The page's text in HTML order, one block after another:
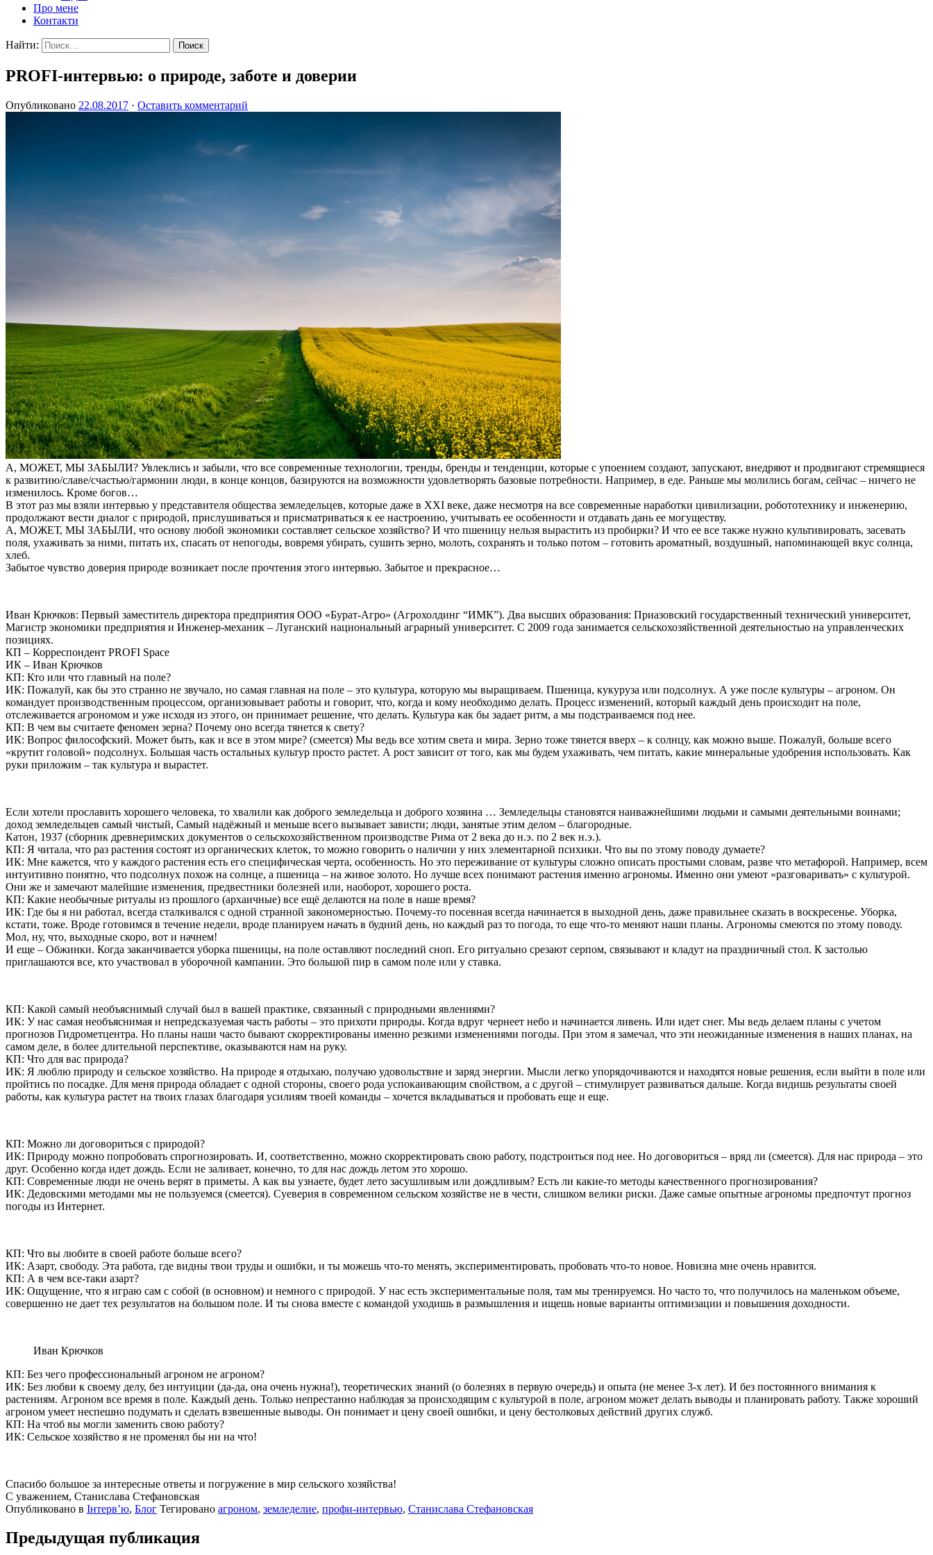
Про мене
Контакти
Найти:
PROFI-интервью: о природе, заботе и доверии
Опубликовано 22.08.2017 · Оставить комментарий
А, МОЖЕТ, МЫ ЗАБЫЛИ? Увлеклись и забыли, что все современные технологии, тренды, бренды и тенденции, которые с упоением создают, запускают, внедряют и продвигают стремящиеся
к развитию/славе/счастью/гармонии люди, в конце концов, базируются на возможности удовлетворять базовые потребности. Например, в еде. Раньше мы молились богам, сейчас – ничего не
изменилось. Кроме богов…
В этот раз мы взяли интервью у представителя общества земледельцев, которые даже в XXI веке, даже несмотря на все современные наработки цивилизации, робототехнику и инженерию,
продолжают вести диалог с природой, прислушиваться и присматриваться к ее настроению, учитывать ее особенности и отдавать дань ее могуществу.
А, МОЖЕТ, МЫ ЗАБЫЛИ, что основу любой экономики составляет сельское хозяйство? И что пшеницу нельзя вырастить из пробирки? И что ее все также нужно культивировать, засевать
поля, ухаживать за ними, питать их, спасать от непогоды, вовремя убирать, сушить зерно, молоть, сохранять и только потом – готовить ароматный, воздушный, напоминающей вкус солнца,
хлеб.
Забытое чувство доверия природе возникает после прочтения этого интервью. Забытое и прекрасное…
Иван Крючков: Первый заместитель директора предприятия ООО «Бурат-Агро» (Агрохолдинг “ИМК”). Два высших образования: Приазовский государственный технический университет,
Магистр экономики предприятия и Инженер-механик – Луганский национальный аграрный университет. С 2009 года занимается сельскохозяйственной деятельностью на управленческих
позициях.
КП – Корреспондент PROFI Space
ИК – Иван Крючков
КП: Кто или что главный на поле?
ИК: Пожалуй, как бы это странно не звучало, но самая главная на поле – это культура, которую мы выращиваем. Пшеница, кукуруза или подсолнух. А уже после культуры – агроном. Он
командует производственным процессом, организовывает работы и говорит, что, когда и кому необходимо делать. Процесс изменений, который каждый день происходит на поле,
отслеживается агрономом и уже исходя из этого, он принимает решение, что делать. Культура как бы задает ритм, а мы подстраиваемся под нее.
КП: В чем вы считаете феномен зерна? Почему оно всегда тянется к свету?
ИК: Вопрос философский. Может быть, как и все в этом мире? (смеется) Мы ведь все хотим света и мира. Зерно тоже тянется вверх – к солнцу, как можно выше. Пожалуй, больше всего
«крутит головой» подсолнух. Большая часть остальных культур просто растет. А рост зависит от того, как мы будем ухаживать, чем питать, какие минеральные удобрения использовать. Как
руки приложим – так культура и вырастет.
Если хотели прославить хорошего человека, то хвалили как доброго земледельца и доброго хозяина … Земледельцы становятся наиважнейшими людьми и самыми деятельными воинами;
доход земледельцев самый чистый, Самый надёжный и меньше всего вызывает зависти; люди, занятые этим делом – благородные.
Катон, 1937 (сборник древнеримских документов о сельскохозяйственном производстве Рима от 2 века до н.э. по 2 век н.э.).
КП: Я читала, что раз растения состоят из органических клеток, то можно говорить о наличии у них элементарной психики. Что вы по этому поводу думаете?
ИК: Мне кажется, что у каждого растения есть его специфическая черта, особенность. Но это переживание от культуры сложно описать простыми словам, разве что метафорой. Например, всем
интуитивно понятно, что подсолнух похож на солнце, а пшеница – на живое золото. Но лучше всех понимают растения именно агрономы. Именно они умеют «разговаривать» с культурой.
Они же и замечают малейшие изменения, предвестники болезней или, наоборот, хорошего роста.
КП: Какие необычные ритуалы из прошлого (архаичные) все ещё делаются на поле в наше время?
ИК: Где бы я ни работал, всегда сталкивался с одной странной закономерностью. Почему-то посевная всегда начинается в выходной день, даже правильнее сказать в воскресенье. Уборка,
кстати, тоже. Вроде готовимся в течение недели, вроде планируем начать в будний день, но каждый раз то погода, то еще что-то меняют наши планы. Агрономы смеются по этому поводу.
Мол, ну, что, выходные скоро, вот и начнем!
И еще – Обжинки. Когда заканчивается уборка пшеницы, на поле оставляют последний сноп. Его ритуально срезают серпом, связывают и кладут на праздничный стол. К застолью
приглашаются все, кто участвовал в уборочной кампании. Это большой пир в самом поле или у ставка.
КП: Какой самый необъяснимый случай был в вашей практике, связанный с природными явлениями?
ИК: У нас самая необъяснимая и непредсказуемая часть работы – это прихоти природы. Когда вдруг чернеет небо и начинается ливень. Или идет снег. Мы ведь делаем планы с учетом
прогнозов Гидрометцентра. Но планы наши часто бывают скорректированы именно резкими изменениями погоды. При этом я замечал, что эти неожиданные изменения в наших планах, на
самом деле, в более длительной перспективе, оказываются нам на руку.
КП: Что для вас природа?
ИК: Я люблю природу и сельское хозяйство. На природе я отдыхаю, получаю удовольствие и заряд энергии. Мысли легко упорядочиваются и находятся новые решения, если выйти в поле или
пройтись по посадке. Для меня природа обладает с одной стороны, своего рода успокаивающим свойством, а с другой – стимулирует развиваться дальше. Когда видишь результаты своей
работы, как культура растет на твоих глазах благодаря усилиям твоей команды – хочется вкладываться и пробовать еще и еще.
КП: Можно ли договориться с природой?
ИК: Природу можно попробовать спрогнозировать. И, соответственно, можно скорректировать свою работу, подстроиться под нее. Но договориться – вряд ли (смеется). Для нас природа – это
друг. Особенно когда идет дождь. Если не заливает, конечно, то для нас дождь летом это хорошо.
КП: Современные люди не очень верят в приметы. А как вы узнаете, будет лето засушливым или дождливым? Есть ли какие-то методы качественного прогнозирования?
ИК: Дедовскими методами мы не пользуемся (смеется). Суеверия в современном сельском хозяйстве не в чести, слишком велики риски. Даже самые опытные агрономы предпочтут прогноз
погоды из Интернет.
КП: Что вы любите в своей работе больше всего?
ИК: Азарт, свободу. Эта работа, где видны твои труды и ошибки, и ты можешь что-то менять, экспериментировать, пробовать что-то новое. Новизна мне очень нравится.
КП: А в чем все-таки азарт?
ИК: Ощущение, что я играю сам с собой (в основном) и немного с природой. У нас есть экспериментальные поля, там мы тренируемся. Но часто то, что получилось на маленьком объеме,
совершенно не дает тех результатов на большом поле. И ты снова вместе с командой уходишь в размышления и ищешь новые варианты оптимизации и повышения доходности.
Иван Крючков
КП: Без чего профессиональный агроном не агроном?
ИК: Без любви к своему делу, без интуиции (да-да, она очень нужна!), теоретических знаний (о болезнях в первую очередь) и опыта (не менее 3-х лет). И без постоянного внимания к
растениям. Агроном все время в поле. Каждый день. Только непрестанно наблюдая за происходящим с культурой в поле, агроном может делать выводы и планировать работу. Также хороший
агроном умеет неспешно подумать и сделать взвешенные выводы. Он понимает и цену своей ошибки, и цену бестолковых действий других служб.
КП: На чтоб вы могли заменить свою работу?
ИК: Сельское хозяйство я не променял бы ни на что!
Спасибо большое за интересные ответы и погружение в мир сельского хозяйства!
С уважением, Станислава Стефановская
Опубликовано в Інтервʼю, Блог Тегировано агроном, земледелие, профи-интервью, Станислава Стефановская
Предыдущая публикация